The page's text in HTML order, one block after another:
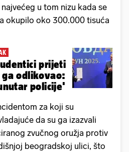
u tom nizu kada se
okupilo oko 300.000 tisuća
prijeti
ga odlikovao:
policije'
za koji su
da su ga izazvali
zvučnog oružja protiv
beogradskoj ulici, što